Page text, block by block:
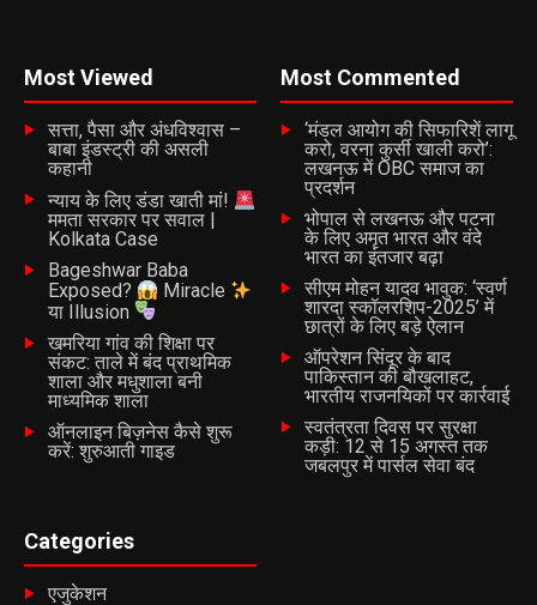
Most Viewed
सत्ता, पैसा और अंधविश्वास –
बाबा इंडस्ट्री की असली
कहानी
न्याय के लिए डंडा खाती मां!
ममता सरकार पर सवाल |
Kolkata Case
Bageshwar Baba
Exposed?
Miracle
या Illusion
खमरिया गांव की शिक्षा पर
संकट: ताले में बंद प्राथमिक
शाला और मधुशाला बनी
माध्यमिक शाला
ऑनलाइन बिज़नेस कैसे शुरू
करें: शुरुआती गाइड
Most Commented
‘मंडल आयोग की सिफारिशें लागू
करो, वरना कुर्सी खाली करो’:
लखनऊ में OBC समाज का
प्रदर्शन
भोपाल से लखनऊ और पटना
के लिए अमृत भारत और वंदे
भारत का इंतजार बढ़ा
सीएम मोहन यादव भावुक: ‘स्वर्ण
शारदा स्कॉलरशिप-2025’ में
छात्रों के लिए बड़े ऐलान
ऑपरेशन सिंदूर के बाद
पाकिस्तान की बौखलाहट,
भारतीय राजनयिकों पर कार्रवाई
स्वतंत्रता दिवस पर सुरक्षा
कड़ी: 12 से 15 अगस्त तक
जबलपुर में पार्सल सेवा बंद
Categories
एजुकेशन